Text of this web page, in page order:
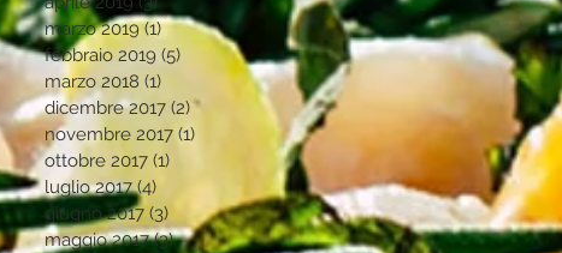
marzo 2019 (1)1 post
febbraio 2019 (5) 5 post
marzo 2018 (1)
dicembre 2017 (2)2 post
novembre 2017 (1)
ottobre 2017 (1)
luglio 2017 (4)
giugno 2017 (3) 3 post
maggio 2017 (3)3 post